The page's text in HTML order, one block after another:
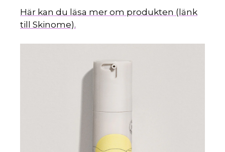
Här kan du läsa mer om produkten (länk
till Skinome).